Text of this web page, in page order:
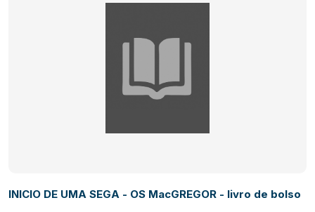
INICIO DE UMA SEGA - OS MacGREGOR - livro de bolso